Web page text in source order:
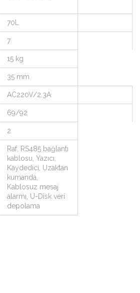
70L
7
15 kg
35 mm
AC220V/2.3A
69/92
2
Raf, RS485 bağlantı
kablosu, Yazıcı,
Kaydedici, Uzaktan
kumanda,
Kablosuz mesaj
alarmı, U-Disk veri
depolama